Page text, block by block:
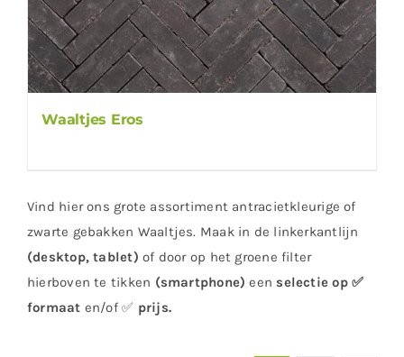
Waaltjes Eros
Vind hier ons grote assortiment antracietkleurige of
zwarte gebakken Waaltjes. Maak in de linkerkantlijn
(desktop, tablet)of door op het groene filter
hierboven te tikken (smartphone) een selectie op ✅
formaat en/of ✅ prijs.